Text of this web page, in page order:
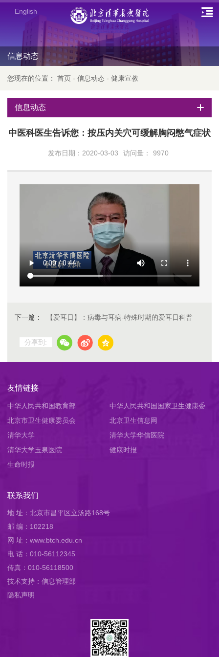
English
信息动态
您现在的位置： 首页 - 信息动态 - 健康宣教
信息动态
中医科医生告诉您：按压内关穴可缓解胸闷憋气症状
发布日期：2020-03-03 访问量： 9970
下一篇： 【爱耳日】：病毒与耳病-特殊时期的爱耳日科普
分享到:
友情链接
中华人民共和国教育部
中华人民共和国国家卫生健康委
员会
北京市卫生健康委员会
北京卫生信息网
清华大学
清华大学华信医院
清华大学玉泉医院
健康时报
生命时报
联系我们
地 址：北京市昌平区立汤路168号
邮 编：102218
网 址：www.btch.edu.cn
电 话：010-56112345
传真：010-56118500
技术支持：信息管理部
隐私声明